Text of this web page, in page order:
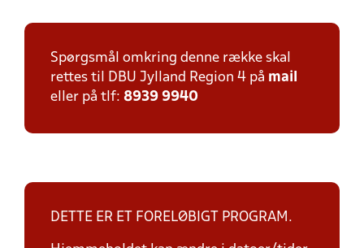
Spørgsmål omkring denne række skal
rettes til DBU Jylland Region 4 på mail
eller på tlf: 8939 9940
DETTE ER ET FORELØBIGT PROGRAM.